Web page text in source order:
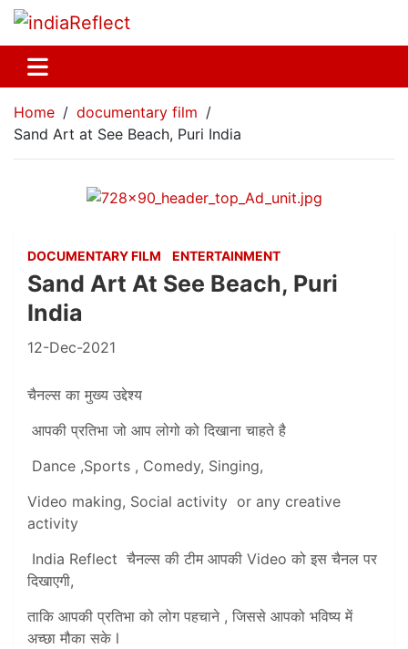
Home
documentary film
Sand Art at See Beach, Puri India
DOCUMENTARY FILM ENTERTAINMENT
Sand Art At See Beach, Puri
India
12-Dec-2021
चैनल्स का मुख्य उद्देश्य
आपकी प्रतिभा जो आप लोगो को दिखाना चाहते है
Dance ,Sports , Comedy, Singing,
Video making, Social activity or any creative
activity
India Reflect चैनल्स की टीम आपकी Video को इस चैनल पर
दिखाएगी,
ताकि आपकी प्रतिभा को लोग पहचाने , जिससे आपको भविष्य में
अच्छा मौका सके l